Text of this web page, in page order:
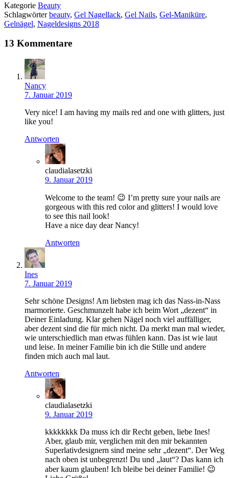
Kategorie Beauty
Schlagwörterbeauty, Gel Nagellack, Gel Nails, Gel-Maniküre,
Gelnägel, Nageldesigns 2018
13 Kommentare
Nancy
7. Januar 2019
Very nice! I am having my mails red and one with glitters, just
like you!
Antworten
claudialasetzki
9. Januar 2019
Welcome to the team! 😉 I’m pretty sure your nails are
gorgeous with this red color and glitters! I would love
to see this nail look!
Have a nice day dear Nancy!
Antworten
Ines
7. Januar 2019
Sehr schöne Designs! Am liebsten mag ich das Nass-in-Nass
marmorierte. Geschmunzelt habe ich beim Wort „dezent“ in
Deiner Einladung. Klar gehen Nägel noch viel auffälliger,
aber dezent sind die für mich nicht. Da merkt man mal wieder,
wie unterschiedlich man etwas fühlen kann. Das ist wie laut
und leise. In meiner Familie bin ich die Stille und andere
finden mich auch mal laut.
Antworten
claudialasetzki
9. Januar 2019
kkkkkkkk Da muss ich dir Recht geben, liebe Ines!
Aber, glaub mir, verglichen mit den mir bekannten
Superlativdesignern sind meine sehr „dezent“. Der Weg
nach oben ist unbegrenzt! Du und „laut“? Das kann ich
aber kaum glauben! Ich bleibe bei deiner Familie! 😉